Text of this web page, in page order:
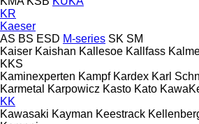
KR
Kaeser
AS BS ESD M-series SK SM
Kaiser Kaishan Kallesoe Kallfass
KKS
Kaminexperten Kampf Kardex Karl
Karmetal
Karpowicz Kasto Kato
KK
Kawasaki Kayman Keestrack